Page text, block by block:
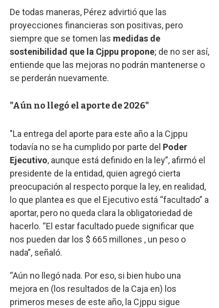
De todas maneras, Pérez advirtió que las
proyecciones financieras son positivas, pero
siempre que se tomen las medidas de
sostenibilidad que la Cjppu propone; de no ser así,
entiende que las mejoras no podrán mantenerse o
se perderán nuevamente.
"Aún no llegó el aporte de 2026"
"La entrega del aporte para este año a la Cjppu
todavía no se ha cumplido por parte del Poder
Ejecutivo, aunque está definido en la ley”, afirmó el
presidente de la entidad, quien agregó cierta
preocupación al respecto porque la ley, en realidad,
lo que plantea es que el Ejecutivo está “facultado” a
aportar, pero no queda clara la obligatoriedad de
hacerlo. “El estar facultado puede significar que
nos pueden dar los $ 665 millones , un peso o
nada”, señaló.
“Aún no llegó nada. Por eso, si bien hubo una
mejora en (los resultados de la Caja en) los
primeros meses de este año, la Cjppu sigue